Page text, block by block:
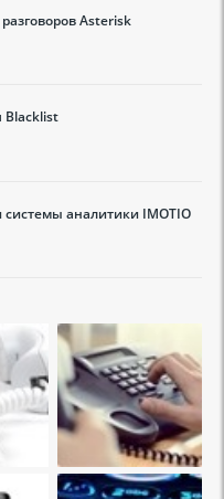
Asterisk
Blacklist
аналитики IMOTIO